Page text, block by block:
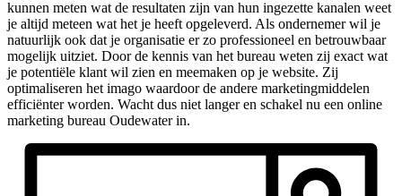
kunnen meten wat de resultaten zijn van hun ingezette kanalen weet
je altijd meteen wat het je heeft opgeleverd. Als ondernemer wil je
natuurlijk ook dat je organisatie er zo professioneel en betrouwbaar
mogelijk uitziet. Door de kennis van het bureau weten zij exact wat
je potentiële klant wil zien en meemaken op je website. Zij
optimaliseren het imago waardoor de andere marketingmiddelen
efficiënter worden. Wacht dus niet langer en schakel nu een online
marketing bureau Oudewater in.